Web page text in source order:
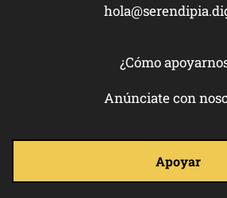
¿Cómo
Anúnciate con
Apoyar